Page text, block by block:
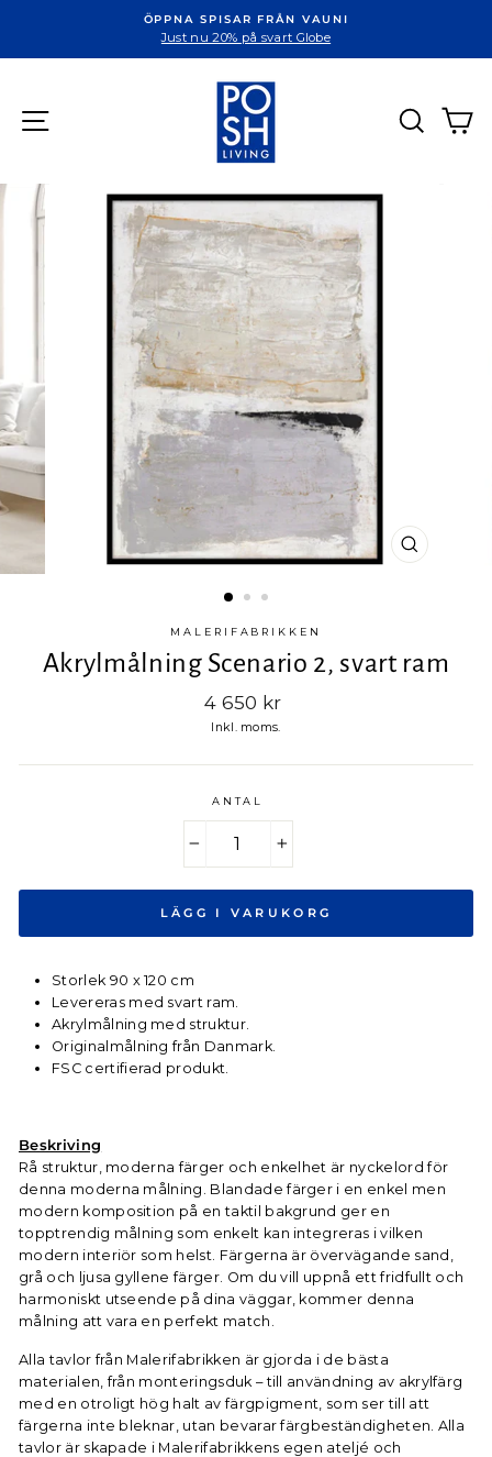
ÖPPNA SPISAR FRÅN VAUNI
Just nu 20% på svart Globe
Sök
MALERIFABRIKKEN
Akrylmålning Scenario 2, svart ram
Ord.
pris
4 650 kr
Inkl. moms.
ANTAL
LÄGG I VARUKORG
Storlek 90 x 120 cm
Levereras med svart ram.
Akrylmålning med struktur.
Originalmålning från Danmark.
FSC certifierad produkt.
Beskriving
Rå struktur, moderna färger och enkelhet är nyckelord för
denna moderna målning. Blandade färger i en enkel men
modern komposition på en taktil bakgrund ger en
topptrendig målning som enkelt kan integreras i vilken
modern interiör som helst. Färgerna är övervägande sand,
grå och ljusa gyllene färger. Om du vill uppnå ett fridfullt och
harmoniskt utseende på dina väggar, kommer denna
målning att vara en perfekt match.
Alla tavlor från Malerifabrikken är gjorda i de bästa
materialen, från monteringsduk – till användning av akrylfärg
med en otroligt hög halt av färgpigment, som ser till att
färgerna inte bleknar, utan bevarar färgbeständigheten. Alla
tavlor är skapade i Malerifabrikkens egen ateljé och